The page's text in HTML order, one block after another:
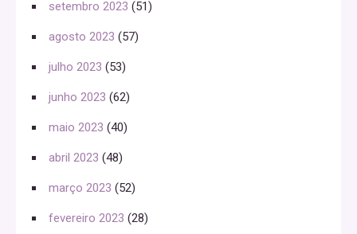
setembro 2023 (51)
agosto 2023 (57)
julho 2023 (53)
junho 2023 (62)
maio 2023 (40)
abril 2023 (48)
março 2023 (52)
fevereiro 2023 (28)